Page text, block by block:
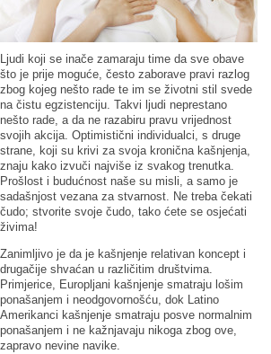
Ljudi koji se inače zamaraju time da sve obave
što je prije moguće, često zaborave pravi razlog
zbog kojeg nešto rade te im se životni stil svede
na čistu egzistenciju. Takvi ljudi neprestano
nešto rade, a da ne razabiru pravu vrijednost
svojih akcija. Optimistični individualci, s druge
strane, koji su krivi za svoja kronična kašnjenja,
znaju kako izvuči najviše iz svakog trenutka.
Prošlost i budućnost naše su misli, a samo je
sadašnjost vezana za stvarnost. Ne treba čekati
čudo; stvorite svoje čudo, tako ćete se osjećati
živima!
Zanimljivo je da je kašnjenje relativan koncept i
drugačije shvaćan u različitim društvima.
Primjerice, Europljani kašnjenje smatraju lošim
ponašanjem i neodgovornošću, dok Latino
Amerikanci kašnjenje smatraju posve normalnim
ponašanjem i ne kažnjavaju nikoga zbog ove,
zapravo nevine navike.